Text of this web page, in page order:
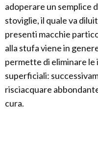
adoperare un semplice
stoviglie, il quale va
presenti macchie
alla stufa viene in
permette di eliminare
superficiali:
risciacquare
cura.